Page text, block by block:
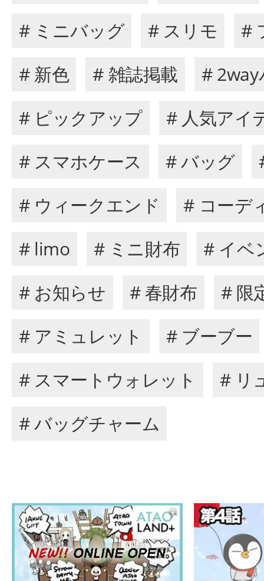
# ミニバッグ
# スリモ
#
# 新色
# 雑誌掲載
#
# ピックアップ
# 人気アイ
# スマホケース
# バッグ
# ウィークエンド
# コーデ
# limo
# ミニ財布
# イベ
# お知らせ
# 春財布
# 限
# アミュレット
# ブーブー
# スマートウォレット
# リ
# バッグチャーム